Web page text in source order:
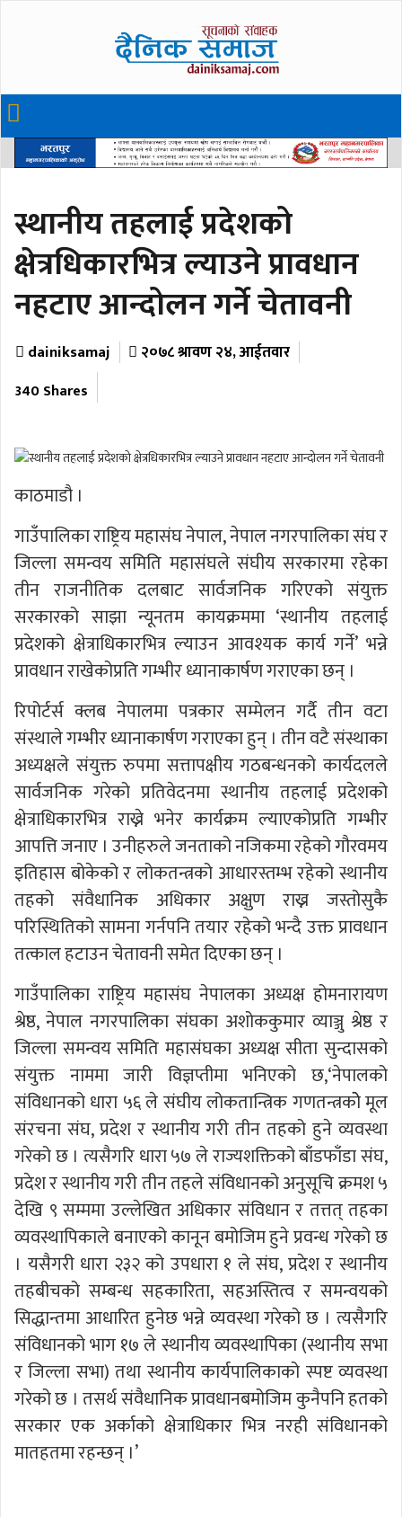
स्थानीय तहलाई प्रदेशको
क्षेत्रधिकारभित्र ल्याउने प्रावधान
नहटाए आन्दोलन गर्ने चेतावनी
dainiksamaj २०७८ श्रावण २४, आईतवार
340 Shares
काठमाडौ ।
गाउँपालिका राष्ट्रिय महासंघ नेपाल, नेपाल नगरपालिका संघ र
जिल्ला समन्वय समिति महासंघले संघीय सरकारमा रहेका
तीन राजनीतिक दलबाट सार्वजनिक गरिएको संयुक्त
सरकारको साझा न्यूनतम कायक्रममा ‘स्थानीय तहलाई
प्रदेशको क्षेत्राधिकारभित्र ल्याउन आवश्यक कार्य गर्ने’ भन्ने
प्रावधान राखेकोप्रति गम्भीर ध्यानाकार्षण गराएका छन् ।
रिपोर्टर्स क्लब नेपालमा पत्रकार सम्मेलन गर्दै तीन वटा
संस्थाले गम्भीर ध्यानाकार्षण गराएका हुन् । तीन वटै संस्थाका
अध्यक्षले संयुक्त रुपमा सत्तापक्षीय गठबन्धनको कार्यदलले
सार्वजनिक गरेको प्रतिवेदनमा स्थानीय तहलाई प्रदेशको
क्षेत्राधिकारभित्र राख्ने भनेर कार्यक्रम ल्याएकोप्रति गम्भीर
आपत्ति जनाए । उनीहरुले जनताको नजिकमा रहेको गौरवमय
इतिहास बोकेको र लोकतन्त्रको आधारस्तम्भ रहेको स्थानीय
तहको संवैधानिक अधिकार अक्षुण राख्न जस्तोसुकै
परिस्थितिको सामना गर्नपनि तयार रहेको भन्दै उक्त प्रावधान
तत्काल हटाउन चेतावनी समेत दिएका छन् ।
गाउँपालिका राष्ट्रिय महासंघ नेपालका अध्यक्ष होमनारायण
श्रेष्ठ, नेपाल नगरपालिका संघका अशोककुमार व्याञ्जु श्रेष्ठ र
जिल्ला समन्वय समिति महासंघका अध्यक्ष सीता सुन्दासको
संयुक्त नाममा जारी विज्ञप्तीमा भनिएको छ,‘नेपालको
संविधानको धारा ५६ ले संघीय लोकतान्त्रिक गणतन्त्रकोे मूल
संरचना संघ, प्रदेश र स्थानीय गरी तीन तहको हुने व्यवस्था
गरेको छ । त्यसैगरि धारा ५७ ले राज्यशक्तिको बाँडफाँडा संघ,
प्रदेश र स्थानीय गरी तीन तहले संविधानको अनुसूचि क्रमश ५
देखि ९ सम्ममा उल्लेखित अधिकार संविधान र तत्तत् तहका
व्यवस्थापिकाले बनाएको कानून बमोजिम हुने प्रवन्ध गरेको छ
। यसैगरी धारा २३२ को उपधारा १ ले संघ, प्रदेश र स्थानीय
तहबीचको सम्बन्ध सहकारिता, सहअस्तित्व र समन्वयको
सिद्धान्तमा आधारित हुनेछ भन्ने व्यवस्था गरेको छ । त्यसैगरि
संविधानको भाग १७ ले स्थानीय व्यवस्थापिका (स्थानीय सभा
र जिल्ला सभा) तथा स्थानीय कार्यपालिकाको स्पष्ट व्यवस्था
गरेको छ । तसर्थ संवैधानिक प्रावधानबमोजिम कुनैपनि हतको
सरकार एक अर्काको क्षेत्राधिकार भित्र नरही संविधानको
मातहतमा रहन्छन् ।’